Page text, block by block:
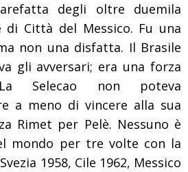
degli oltre duemila
Città del Messico. Fu una
non una disfatta. Il Brasile
gli avversari; era una forza
Selecao non poteva
a meno di vincere alla sua
Rimet per Pelè. Nessuno è
mondo per tre volte con la
1958, Cile 1962, Messico